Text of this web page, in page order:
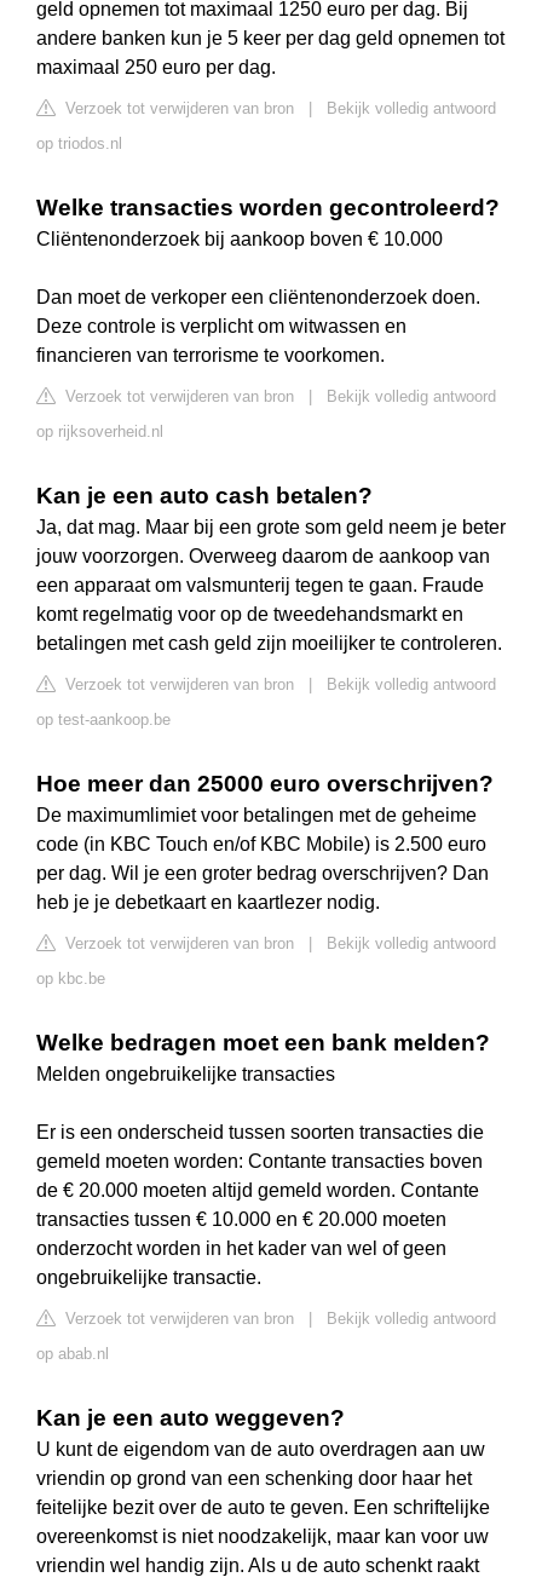
geld opnemen tot maximaal 1250 euro per dag. Bij
andere banken kun je 5 keer per dag geld opnemen tot
maximaal 250 euro per dag.
Verzoek tot verwijderen van bron
Bekijk volledig antwoord
op triodos.nl
Welke transacties worden gecontroleerd?
Cliëntenonderzoek bij aankoop boven € 10.000
Dan moet de verkoper een cliëntenonderzoek doen.
Deze controle is verplicht om witwassen en
financieren van terrorisme te voorkomen.
Verzoek tot verwijderen van bron
Bekijk volledig antwoord
op rijksoverheid.nl
Kan je een auto cash betalen?
Ja, dat mag. Maar bij een grote som geld neem je beter
jouw voorzorgen. Overweeg daarom de aankoop van
een apparaat om valsmunterij tegen te gaan. Fraude
komt regelmatig voor op de tweedehandsmarkt en
betalingen met cash geld zijn moeilijker te controleren.
Verzoek tot verwijderen van bron
Bekijk volledig antwoord
op test-aankoop.be
Hoe meer dan 25000 euro overschrijven?
De maximumlimiet voor betalingen met de geheime
code (in KBC Touch en/of KBC Mobile) is 2.500 euro
per dag. Wil je een groter bedrag overschrijven? Dan
heb je je debetkaart en kaartlezer nodig.
Verzoek tot verwijderen van bron
Bekijk volledig antwoord
op kbc.be
Welke bedragen moet een bank melden?
Melden ongebruikelijke transacties
Er is een onderscheid tussen soorten transacties die
gemeld moeten worden: Contante transacties boven
de € 20.000 moeten altijd gemeld worden. Contante
transacties tussen € 10.000 en € 20.000 moeten
onderzocht worden in het kader van wel of geen
ongebruikelijke transactie.
Verzoek tot verwijderen van bron
Bekijk volledig antwoord
op abab.nl
Kan je een auto weggeven?
U kunt de eigendom van de auto overdragen aan uw
vriendin op grond van een schenking door haar het
feitelijke bezit over de auto te geven. Een schriftelijke
overeenkomst is niet noodzakelijk, maar kan voor uw
vriendin wel handig zijn. Als u de auto schenkt raakt